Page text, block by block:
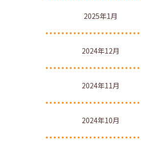
2025年1月
2024年12月
2024年11月
2024年10月